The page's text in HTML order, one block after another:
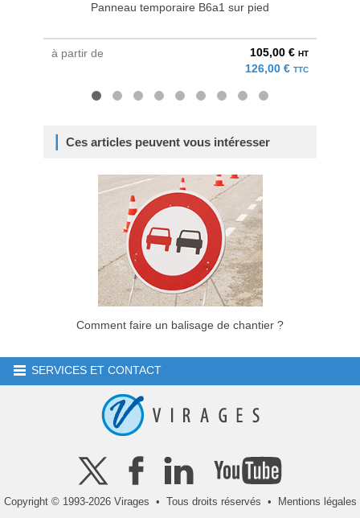
Panneau temporaire B6a1 sur pied
à partir de 105,00 € HT
126,00 € TTC
Ces articles peuvent vous intéresser
Comment faire un balisage de chantier ?
SERVICES ET CONTACT
Copyright © 1993-2026 Virages • Tous droits réservés • Mentions légales